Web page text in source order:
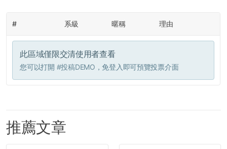
# 系級 暱稱 理由
此區域僅限交清使用者查看
您可以打開 #投稿DEMO ，免登入即可預覽投票介面
推薦文章